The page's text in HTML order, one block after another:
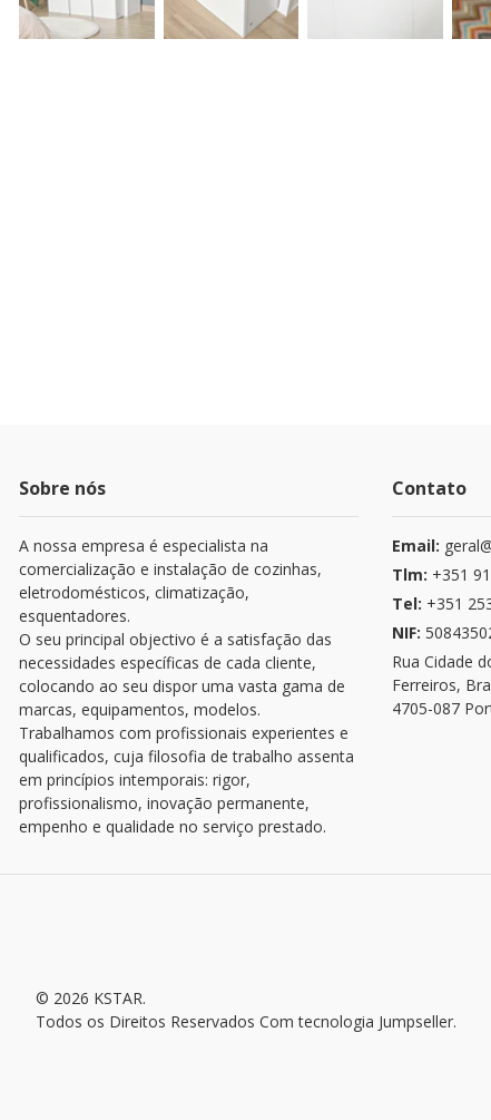
Sobre nós
A nossa empresa é especialista na
comercialização e instalação de cozinhas,
eletrodomésticos, climatização,
esquentadores.
O seu principal objectivo é a satisfação das
necessidades específicas de cada cliente,
colocando ao seu dispor uma vasta gama de
marcas, equipamentos, modelos.
Trabalhamos com profissionais experientes e
qualificados, cuja filosofia de trabalho assenta
em princípios intemporais: rigor,
profissionalismo, inovação permanente,
empenho e qualidade no serviço prestado.
Contato
Email:
Tlm: +351
Tel: +351
NIF:
Rua Cidade
Ferreiros,
4705-087
© 2026 KSTAR.
Todos os Direitos Reservados Com tecnologia Jumpseller.